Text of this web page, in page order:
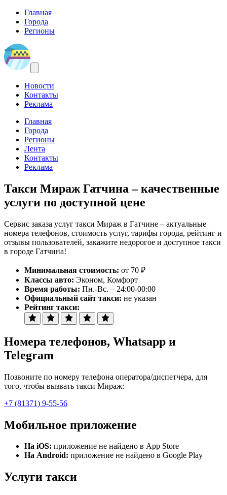
Главная
Города
Регионы
Новости
Контакты
Реклама
Главная
Города
Регионы
Лента
Контакты
Реклама
Такси Мираж Гатчина – качественные
услуги по доступной цене
Сервис заказа услуг такси Мираж в Гатчине – актуальные
номера телефонов, стоимость услуг, тарифы города, рейтинг и
отзывы пользователей, закажите недорогое и доступное такси
в городе Гатчина!
Минимальная стоимость: от 70 ₽
Классы авто: Эконом, Комфорт
Время работы: Пн.-Вс. – 24:00-00:00
Официальный сайт такси: не указан
Рейтинг такси:
Номера телефонов, Whatsapp и
Telegram
Позвоните по номеру телефона оператора/диспетчера, для
того, чтобы вызвать такси Мираж:
+7 (81371) 9-55-56
Мобильное приложение
На iOS: приложение не найдено в App Store
На Android: приложение не найдено в Google Play
Услуги такси